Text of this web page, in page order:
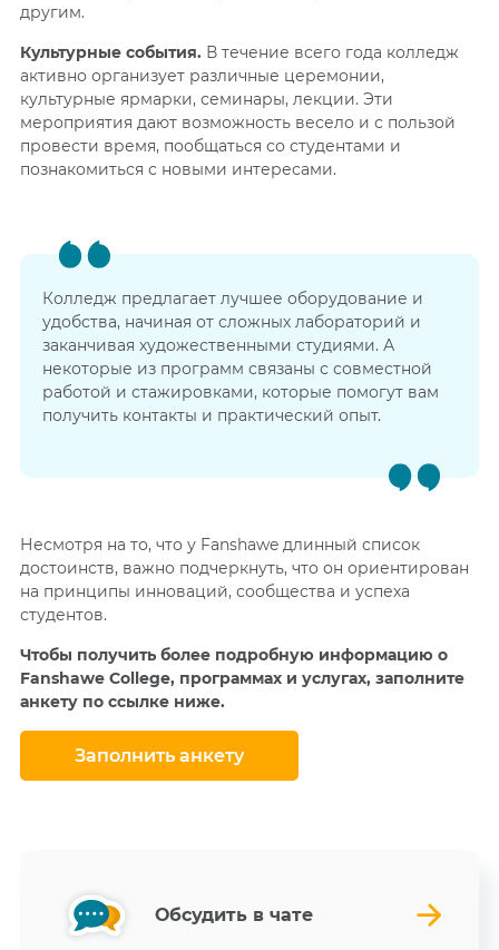
другим.
Культурные события. В течение всего года колледж
активно организует различные церемонии,
культурные ярмарки, семинары, лекции. Эти
мероприятия дают возможность весело и с пользой
провести время, пообщаться со студентами и
познакомиться с новыми интересами.
Колледж предлагает лучшее оборудование и
удобства, начиная от сложных лабораторий и
заканчивая художественными студиями. А
некоторые из программ связаны с совместной
работой и стажировками, которые помогут вам
получить контакты и практический опыт.
Несмотря на то, что у Fanshawe длинный список
достоинств, важно подчеркнуть, что он ориентирован
на принципы инноваций, сообщества и успеха
студентов.
Чтобы получить более подробную информацию о
Fanshawe College, программах и услугах, заполните
анкету по ссылке ниже.
Заполнить анкету
Обсудить в чате